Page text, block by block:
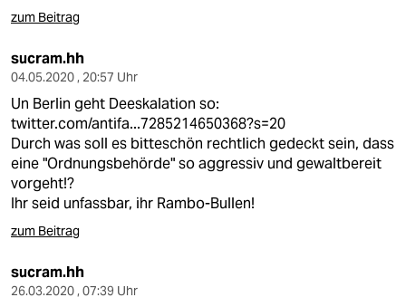
zum Beitrag
sucram.hh
04.05.2020 , 20:57 Uhr
Un Berlin geht Deeskalation so:
twitter.com/antifa...7285214650368?s=20
Durch was soll es bitteschön rechtlich gedeckt sein, dass
eine "Ordnungsbehörde" so aggressiv und gewaltbereit
vorgeht!?
Ihr seid unfassbar, ihr Rambo-Bullen!
zum Beitrag
sucram.hh
26.03.2020 , 07:39 Uhr